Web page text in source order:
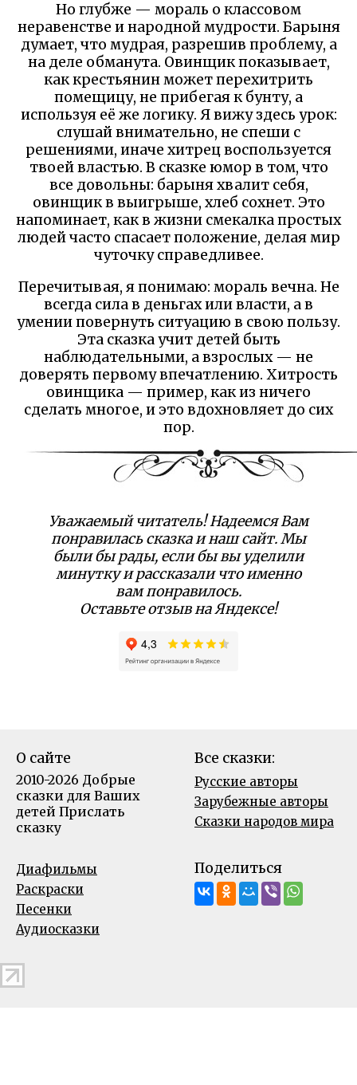
Но глубже — мораль о классовом
неравенстве и народной мудрости. Барыня
думает, что мудрая, разрешив проблему, а
на деле обманута. Овинщик показывает,
как крестьянин может перехитрить
помещицу, не прибегая к бунту, а
используя её же логику. Я вижу здесь урок:
слушай внимательно, не спеши с
решениями, иначе хитрец воспользуется
твоей властью. В сказке юмор в том, что
все довольны: барыня хвалит себя,
овинщик в выигрыше, хлеб сохнет. Это
напоминает, как в жизни смекалка простых
людей часто спасает положение, делая мир
чуточку справедливее.
Перечитывая, я понимаю: мораль вечна. Не
всегда сила в деньгах или власти, а в
умении повернуть ситуацию в свою пользу.
Эта сказка учит детей быть
наблюдательными, а взрослых — не
доверять первому впечатлению. Хитрость
овинщика — пример, как из ничего
сделать многое, и это вдохновляет до сих
пор.
Уважаемый читатель! Надеемся Вам
понравилась сказка и наш сайт. Мы
были бы рады, если бы вы уделили
минутку и рассказали что именно
вам понравилось.
Оставьте отзыв на Яндексе!
О сайте
2010-2026 Добрые
сказки для Ваших
детей Прислать
сказку
Все сказки:
Русские авторы
Зарубежные авторы
Сказки народов мира
Диафильмы
Раскраски
Песенки
Аудиосказки
Поделиться